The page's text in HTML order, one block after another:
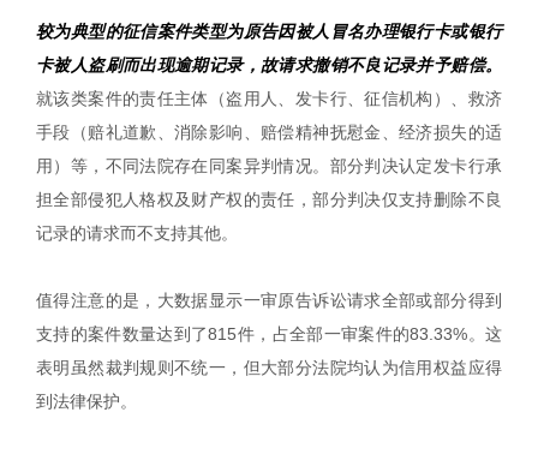
较为典型的征信案件类型为原告因被人冒名办理银行卡或银行
卡被人盗刷而出现逾期记录，故请求撤销不良记录并予赔偿。
就该类案件的责任主体（盗用人、发卡行、征信机构）、救济
手段（赔礼道歉、消除影响、赔偿精神抚慰金、经济损失的适
用）等，不同法院存在同案异判情况。部分判决认定发卡行承
担全部侵犯人格权及财产权的责任，部分判决仅支持删除不良
记录的请求而不支持其他。
值得注意的是，大数据显示一审原告诉讼请求全部或部分得到
支持的案件数量达到了815件，占全部一审案件的83.33%。这
表明虽然裁判规则不统一，但大部分法院均认为信用权益应得
到法律保护。